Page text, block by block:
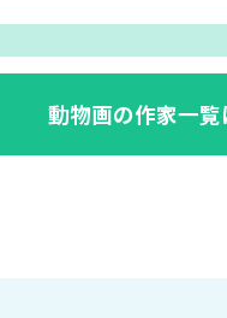
動物画の作家一覧